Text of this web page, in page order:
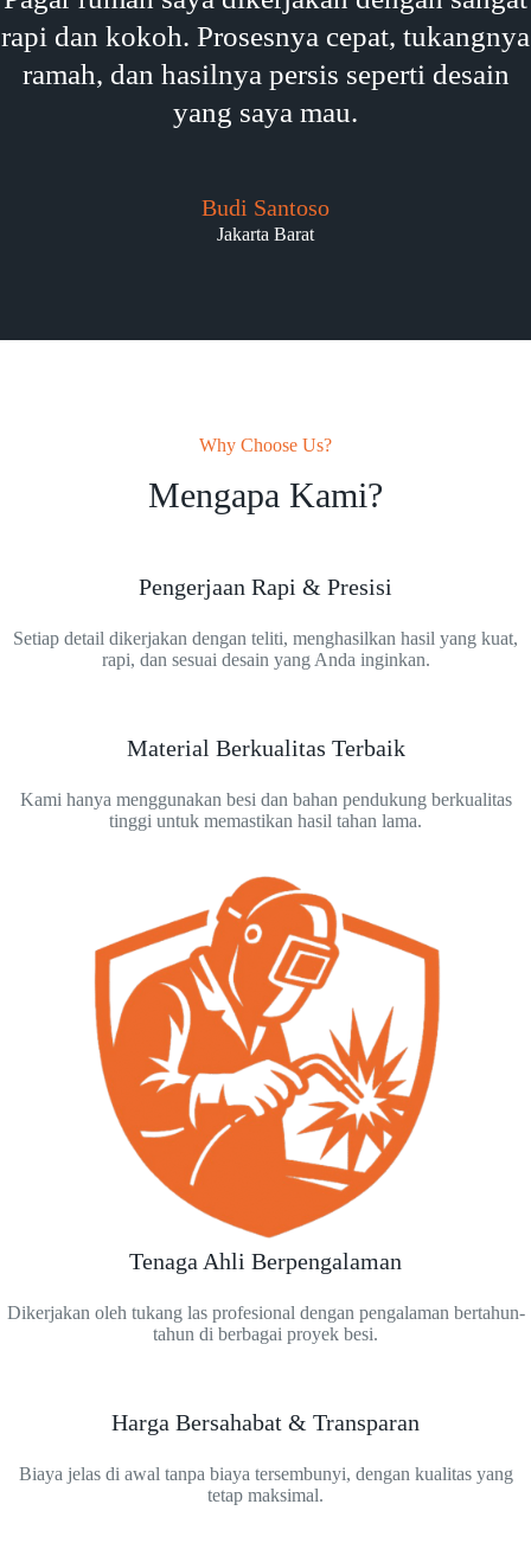
rapi dan kokoh. Prosesnya cepat, tukangnya
ramah, dan hasilnya persis seperti desain
yang saya mau.
Budi Santoso
Jakarta Barat
Why Choose Us?
Mengapa Kami?
Pengerjaan Rapi & Presisi
Setiap detail dikerjakan dengan teliti, menghasilkan hasil yang kuat,
rapi, dan sesuai desain yang Anda inginkan.
Material Berkualitas Terbaik
Kami hanya menggunakan besi dan bahan pendukung berkualitas
tinggi untuk memastikan hasil tahan lama.
Tenaga Ahli Berpengalaman
Dikerjakan oleh tukang las profesional dengan pengalaman bertahun-
tahun di berbagai proyek besi.
Harga Bersahabat & Transparan
Biaya jelas di awal tanpa biaya tersembunyi, dengan kualitas yang
tetap maksimal.